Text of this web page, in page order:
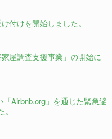
付けを開始しました。
屋調査支援事業」の開始に
Airbnb.org」を通じた緊急避